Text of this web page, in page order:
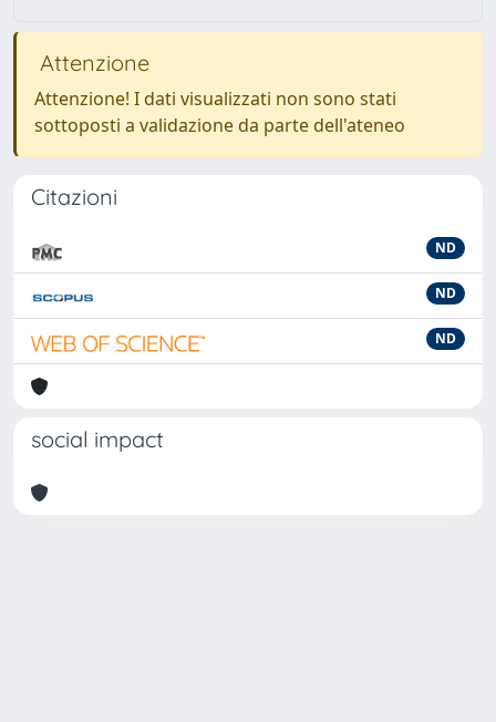
Attenzione
Attenzione! I dati visualizzati non sono stati
sottoposti a validazione da parte dell'ateneo
Citazioni
ND
ND
ND
social impact